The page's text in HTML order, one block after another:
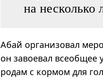
на несколько
Абай организовал
он завоевал
родам с кормом для